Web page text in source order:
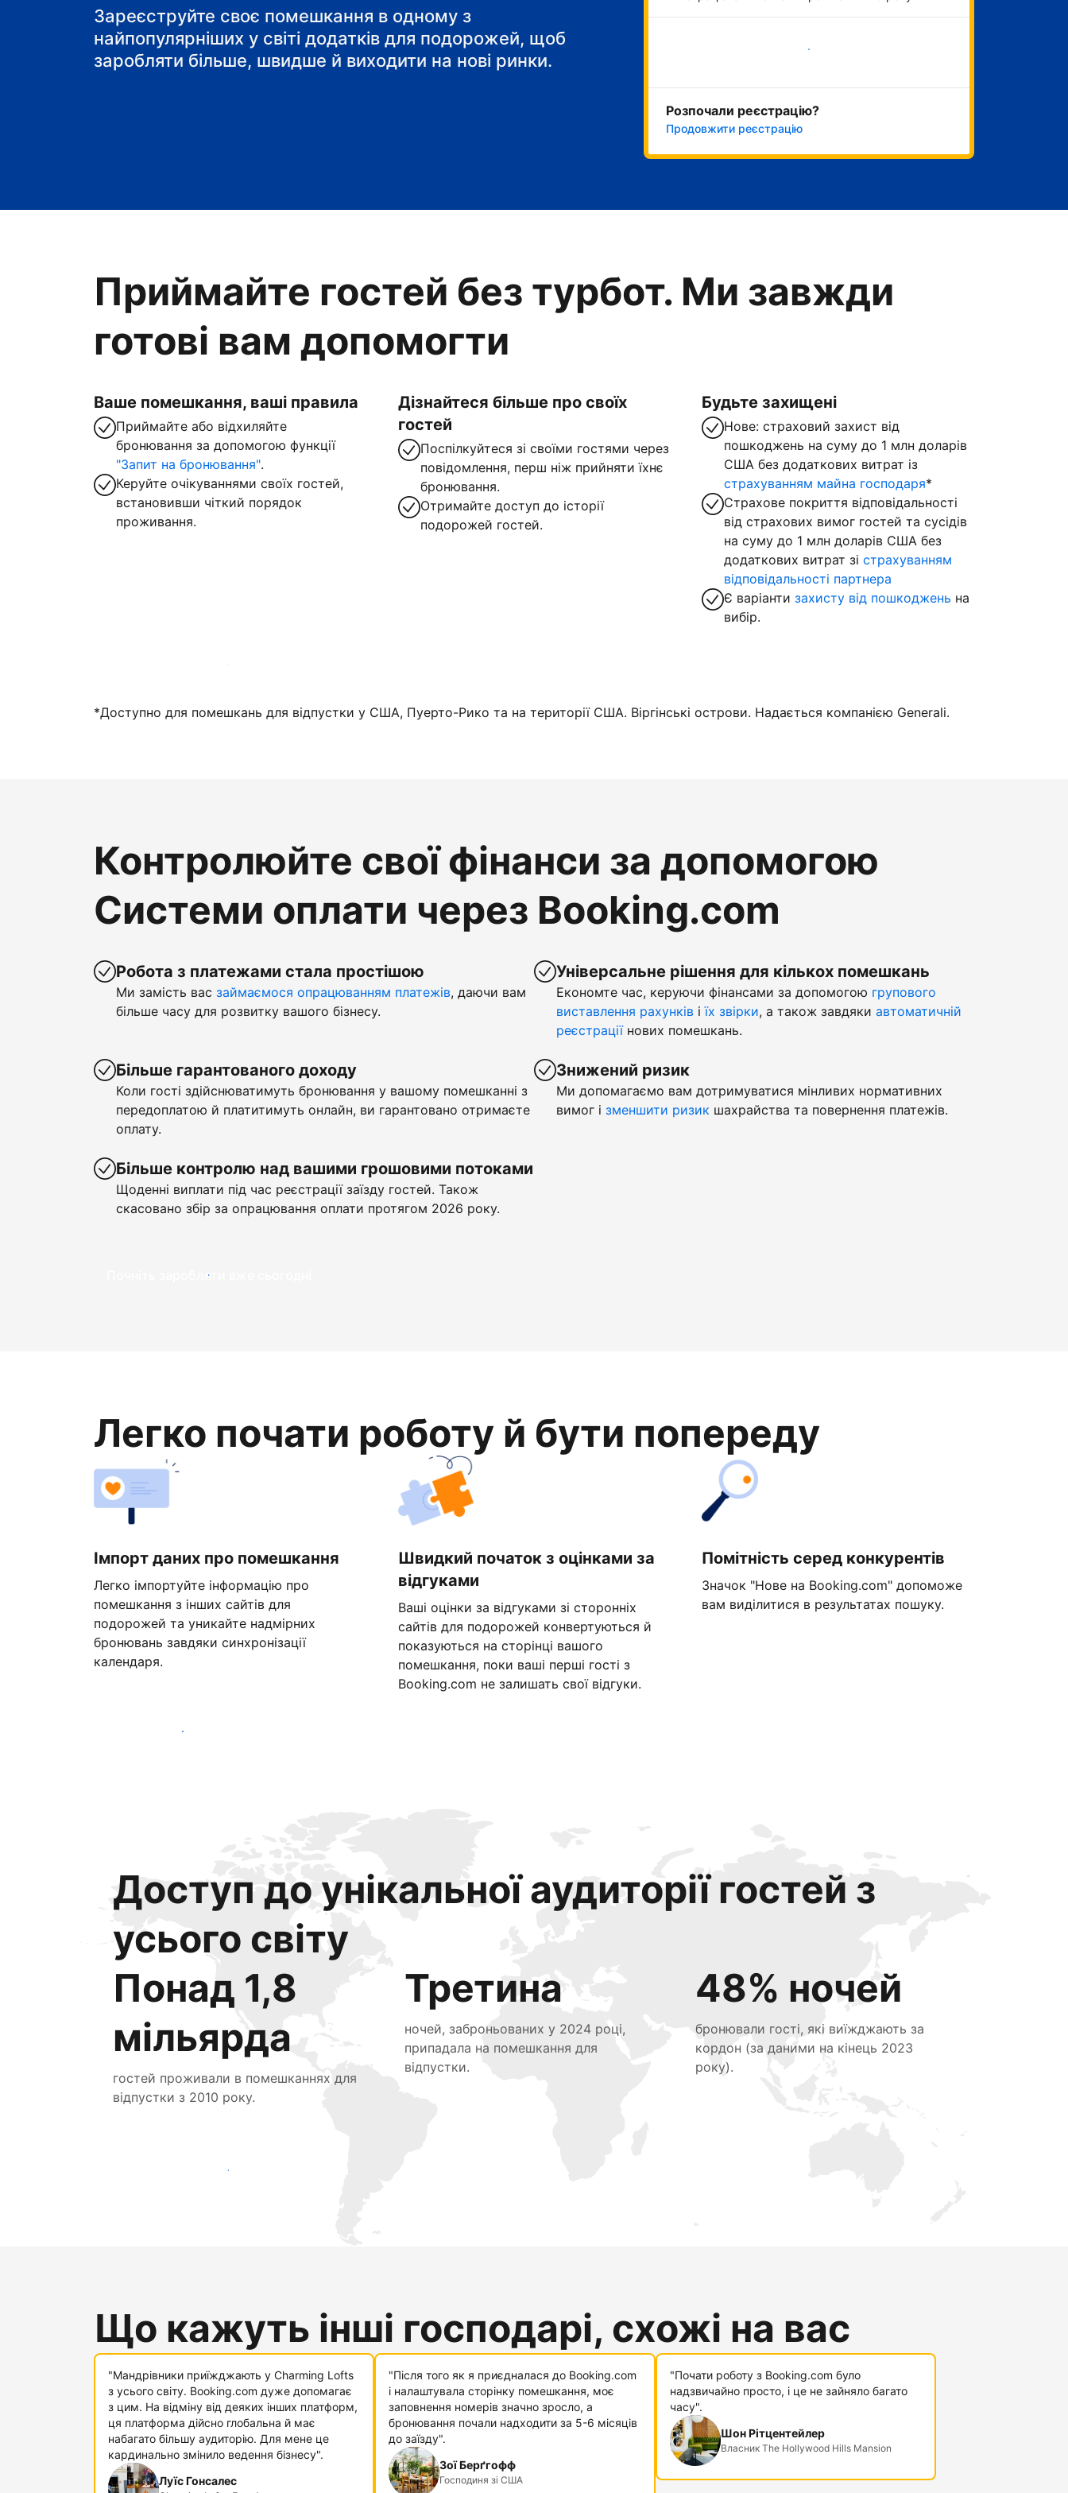
Зареєструйте своє помешкання в одному з
найпопулярніших у світі додатків для подорожей, щоб
заробляти більше, швидше й виходити на нові ринки.
Розпочати зараз
Розпочали реєстрацію?
Продовжити реєстрацію
Приймайте гостей без турбот. Ми завжди
готові вам допомогти
Ваше помешкання, ваші правила
Приймайте або відхиляйте
бронювання за допомогою функції
"Запит на бронювання".
Керуйте очікуваннями своїх гостей,
встановивши чіткий порядок
проживання.
Дізнайтеся більше про своїх
гостей
Поспілкуйтеся зі своїми гостями через
повідомлення, перш ніж прийняти їхнє
бронювання.
Отримайте доступ до історії
подорожей гостей.
Будьте захищені
Нове: страховий захист від
пошкоджень на суму до 1 млн доларів
США без додаткових витрат із
страхуванням майна господаря*
Страхове покриття відповідальності
від страхових вимог гостей та сусідів
на суму до 1 млн доларів США без
додаткових витрат зістрахуванням
відповідальності партнера
Є варіантизахисту від пошкоджень на
вибір.
Зареєструвати помешкання вже зараз
*Доступно для помешкань для відпустки у США, Пуерто-Рико та на території США. Віргінські острови. Надається компанією Generali.
Контролюйте свої фінанси за допомогою
Системи оплати через Booking.com
Робота з платежами стала простішою
Ми замість вас займаємося опрацюванням платежів, даючи вам
більше часу для розвитку вашого бізнесу.
Більше гарантованого доходу
Коли гості здійснюватимуть бронювання у вашому помешканні з
передоплатою й платитимуть онлайн, ви гарантовано отримаєте
оплату.
Більше контролю над вашими грошовими потоками
Щоденні виплати під час реєстрації заїзду гостей. Також
скасовано збір за опрацювання оплати протягом 2026 року.
Універсальне рішення для кількох помешкань
Економте час, керуючи фінансами за допомогою групового
виставлення рахунків іїх звірки, а також завдяки автоматичній
реєстраціїнових помешкань.
Знижений ризик
Ми допомагаємо вам дотримуватися мінливих нормативних
вимог і зменшити ризик шахрайства та повернення платежів.
Почніть заробляти вже сьогодні
Легко почати роботу й бути попереду
Імпорт даних про помешкання
Легко імпортуйте інформацію про
помешкання з інших сайтів для
подорожей та уникайте надмірних
бронювань завдяки синхронізації
календаря.
Швидкий початок з оцінками за
відгуками
Ваші оцінки за відгуками зі сторонніх
сайтів для подорожей конвертуються й
показуються на сторінці вашого
помешкання, поки ваші перші гості з
Booking.com не залишать свої відгуки.
Помітність серед конкурентів
Значок "Нове на Booking.com" допоможе
вам виділитися в результатах пошуку.
Розпочати вже сьогодні
Доступ до унікальної аудиторії гостей з
усього світу
Понад 1,8
мільярда
гостей проживали в помешканнях для
відпустки з 2010 року.
Третина
ночей, заброньованих у 2024 році,
припадала на помешкання для
відпустки.
48% ночей
бронювали гості, які виїжджають за
кордон (за даними на кінець 2023
року).
Привабити нових гостей вже сьогодні
Що кажуть інші господарі, схожі на вас
"Мандрівники приїжджають у Charming Lofts
з усього світу. Booking.com дуже допомагає
з цим. На відміну від деяких інших платформ,
ця платформа дійсно глобальна й має
набагато більшу аудиторію. Для мене це
кардинально змінило ведення бізнесу".
Луїс Гонсалес
"Після того як я приєдналася до Booking.com
і налаштувала сторінку помешкання, моє
заповнення номерів значно зросло, а
бронювання почали надходити за 5-6 місяців
до заїзду".
Зої Берґгофф
Господиня зі США
"Почати роботу з Booking.com було
надзвичайно просто, і це не зайняло багато
часу".
Шон Рітцентейлер
Власник The Hollywood Hills Mansion